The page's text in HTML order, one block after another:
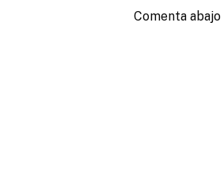
Comenta abajo